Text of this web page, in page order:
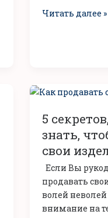
Читать далее »
5
знать,
свои
Если Вы
продавать
волей
внимание на
5
которые
нужно
чтобы
начать
продавать
свои
изделия